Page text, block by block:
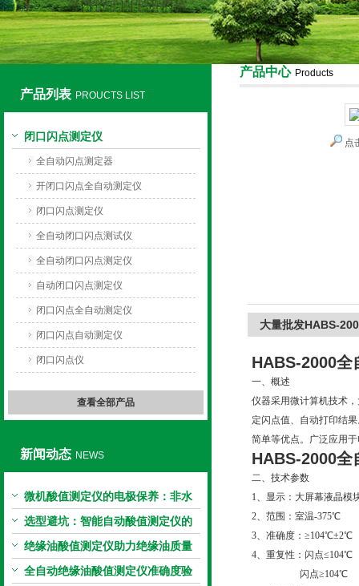
上海旺徐电气有限公司
产品列表 PROUCTS LIST
闭口闪点测定仪
全自动闪点测定器
开闭口闪点全自动测定仪
闭口闪点测定仪
全自动闭口闪点测试仪
全自动闭口闪点测定仪
自动闭口闪点测定仪
闭口闪点全自动测定仪
闭口闪点自动测定仪
闭口闪点仪
查看全部产品
新闻动态 NEWS
微机酸值测定仪的电极保养：非水
电极的清洗与活化方法
选型避坑：智能自动酸值测定仪的
加热功率与萃取时间关系
绝缘油酸值测定仪助力绝缘油质量
把控，降低设备故障
全自动绝缘油酸值测定仪准确度验
产品中心 Products
点
大量批发HABS-
HABS-2000全
一、概述
仪器采用微计算机技术
定闪点值、自动打印结
简单等优点。广泛应用
HABS-2000全
二、技术参数
1、显示：大屏幕液晶模
2、范围：室温-375℃
3、准确度：
4、重复性：闪点
闪点≥104℃